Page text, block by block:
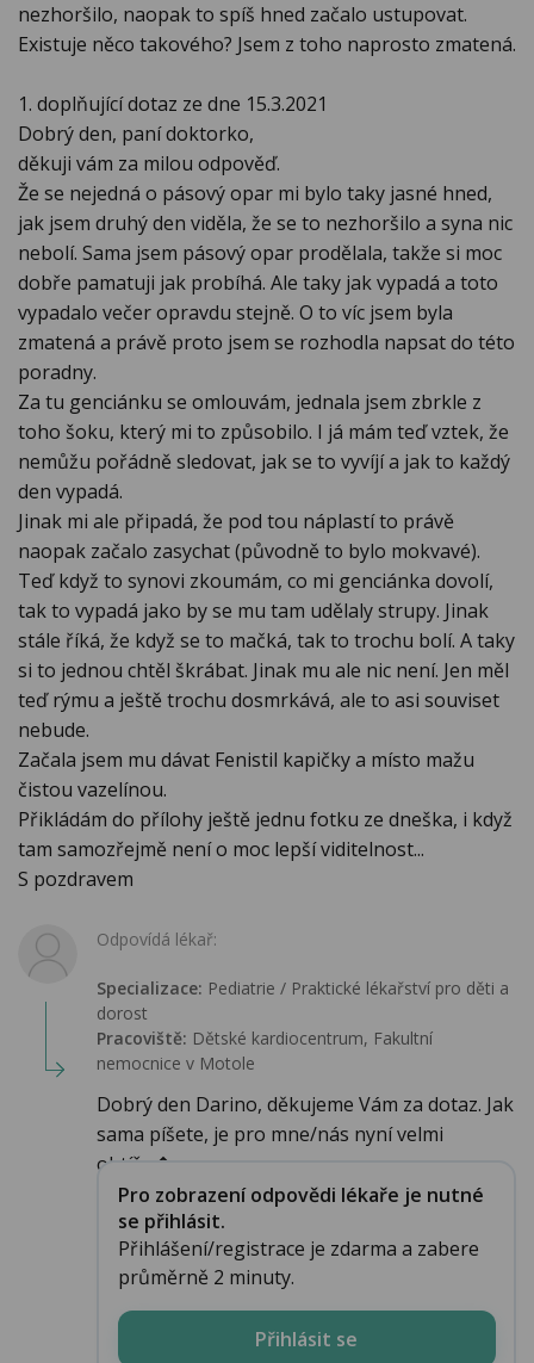
nezhoršilo, naopak to spíš hned začalo ustupovat.
Existuje něco takového? Jsem z toho naprosto zmatená.
1. doplňující dotaz ze dne 15.3.2021
Dobrý den, paní doktorko,
děkuji vám za milou odpověď.
Že se nejedná o pásový opar mi bylo taky jasné hned,
jak jsem druhý den viděla, že se to nezhoršilo a syna nic
nebolí. Sama jsem pásový opar prodělala, takže si moc
dobře pamatuji jak probíhá. Ale taky jak vypadá a toto
vypadalo večer opravdu stejně. O to víc jsem byla
zmatená a právě proto jsem se rozhodla napsat do této
poradny.
Za tu genciánku se omlouvám, jednala jsem zbrkle z
toho šoku, který mi to způsobilo. I já mám teď vztek, že
nemůžu pořádně sledovat, jak se to vyvíjí a jak to každý
den vypadá.
Jinak mi ale připadá, že pod tou náplastí to právě
naopak začalo zasychat (původně to bylo mokvavé).
Teď když to synovi zkoumám, co mi genciánka dovolí,
tak to vypadá jako by se mu tam udělaly strupy. Jinak
stále říká, že když se to mačká, tak to trochu bolí. A taky
si to jednou chtěl škrábat. Jinak mu ale nic není. Jen měl
teď rýmu a ještě trochu dosmrkává, ale to asi souviset
nebude.
Začala jsem mu dávat Fenistil kapičky a místo mažu
čistou vazelínou.
Přikládám do přílohy ještě jednu fotku ze dneška, i když
tam samozřejmě není o moc lepší viditelnost...
S pozdravem
Odpovídá lékař:
Specializace: Pediatrie / Praktické lékařství pro děti a
dorost
Pracoviště: Dětské kardiocentrum, Fakultní
nemocnice v Motole
Dobrý den Darino, děkujeme Vám za dotaz. Jak
sama píšete, je pro mne/nás nyní velmi
obtížn�...
Pro zobrazení odpovědi lékaře je nutné
se přihlásit.
Přihlášení/registrace je zdarma a zabere
průměrně 2 minuty.
Přihlásit se